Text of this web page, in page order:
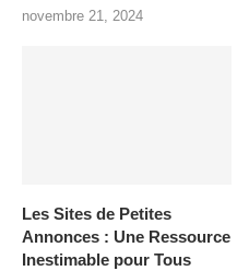
novembre 21, 2024
Les Sites de Petites
Annonces : Une Ressource
Inestimable pour Tous